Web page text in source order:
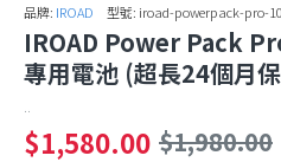
品牌: IROAD 型號: iroad-powerpack-pro-
IROAD Power Pack
專用電池 (超長24個月
..
$1,580.00 $1,980.00